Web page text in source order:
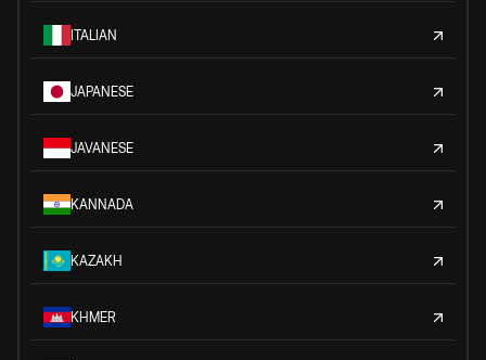
ITALIAN
JAPANESE
JAVANESE
KANNADA
KAZAKH
KHMER